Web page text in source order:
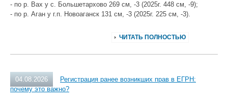
- по р. Вах у с. Большетархово 269 см, -3 (2025г. 448 см, -9);
- по р. Аган у г.п. Новоаганск 131 см, -3 (2025г. 225 см, -3).
ЧИТАТЬ ПОЛНОСТЬЮ
04.08.2026
Регистрация ранее возникших прав в ЕГРН:
почему это важно?